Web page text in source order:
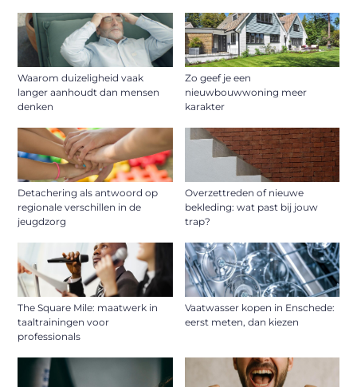
Waarom duizeligheid vaak
langer aanhoudt dan mensen
denken
Zo geef je een
nieuwbouwwoning meer
karakter
Detachering als antwoord op
regionale verschillen in de
jeugdzorg
Overzettreden of nieuwe
bekleding: wat past bij jouw
trap?
The Square Mile: maatwerk in
taaltrainingen voor
professionals
Vaatwasser kopen in Enschede:
eerst meten, dan kiezen